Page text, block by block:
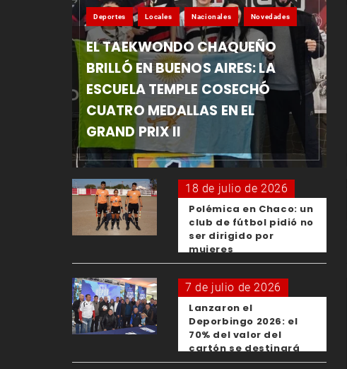
Deportes Locales Nacionales Novedades
EL TAEKWONDO CHAQUEÑO
BRILLÓ EN BUENOS AIRES: LA
ESCUELA TEMPLE COSECHÓ
CUATRO MEDALLAS EN EL
GRAND PRIX II
18 de julio de 2026
Polémica en Chaco: un
club de fútbol pidió no
ser dirigido por
mujeres
7 de julio de 2026
Lanzaron el
Deporbingo 2026: el
70% del valor del
cartón se destinará
para los clubes